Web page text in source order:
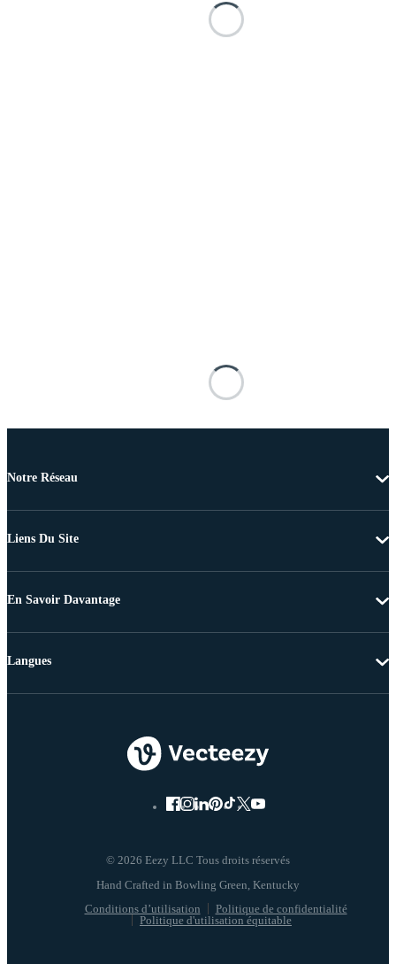
Notre Réseau
Liens Du Site
En Savoir Davantage
© 2026 Eezy LLC Tous droits réservés
Conditions d’utilisation
Politique de confidentialité
Politique d'utilisation équitable
Langues